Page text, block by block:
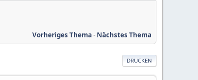
Vorheriges Thema - Nächstes Thema
DRUCKEN